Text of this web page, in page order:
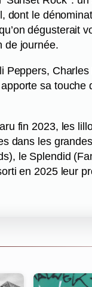
dont le
dégusterait
de journée.
Peppers,
sa touche
fin 2023, les
dans les
le Splendid
en 2025 leur